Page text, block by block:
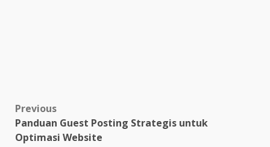
Post
navigation
Previous
Panduan Guest Posting Strategis untuk
Optimasi Website